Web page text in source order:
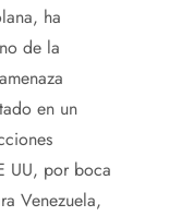
ha
de la
en un
UU, por boca
Venezuela,